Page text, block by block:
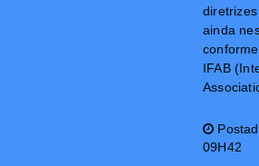
ainda
IFAB
09H42